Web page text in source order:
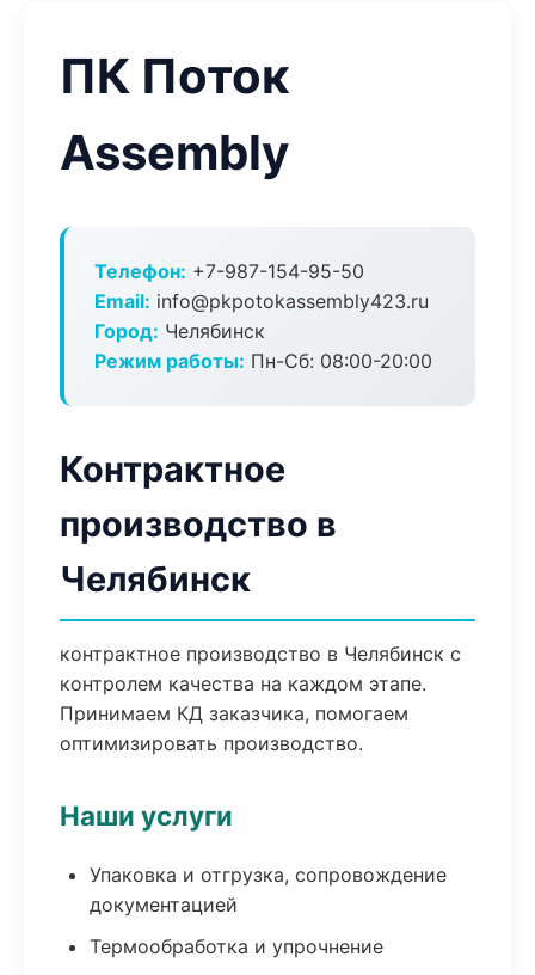
ПК Поток
Assembly
Телефон: +7-987-154-95-50
Email: info@pkpotokassembly423.ru
Город: Челябинск
Режим работы: Пн-Сб: 08:00-20:00
Контрактное
производство в
Челябинск
контрактное производство в Челябинск с
контролем качества на каждом этапе.
Принимаем КД заказчика, помогаем
оптимизировать производство.
Наши услуги
Упаковка и отгрузка, сопровождение
документацией
Термообработка и упрочнение